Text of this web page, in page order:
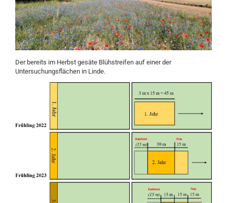
Der bereits im Herbst gesäte Blühstreifen auf einer der
Untersuchungsflächen in Linde.